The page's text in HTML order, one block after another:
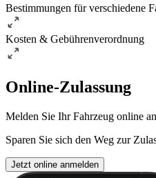
Bestimmungen für verschiedene
Kosten & Gebührenverordnung
Online-Zulassung
Melden Sie Ihr Fahrzeug online
Sparen Sie sich den Weg zur
Jetzt online anmelden